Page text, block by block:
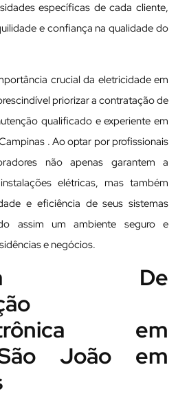
específicas de cada cliente,
e confiança na qualidade do
crucial da eletricidade em
priorizar a contratação de
qualificado e experiente em
. Ao optar por profissionais
não apenas garantem a
elétricas, mas também
e eficiência de seus sistemas
assim um ambiente seguro e
e negócios.
De
em
João em